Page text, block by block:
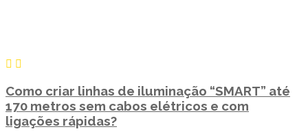
Como criar linhas de iluminação “SMART” até
170 metros sem cabos elétricos e com
ligações rápidas?